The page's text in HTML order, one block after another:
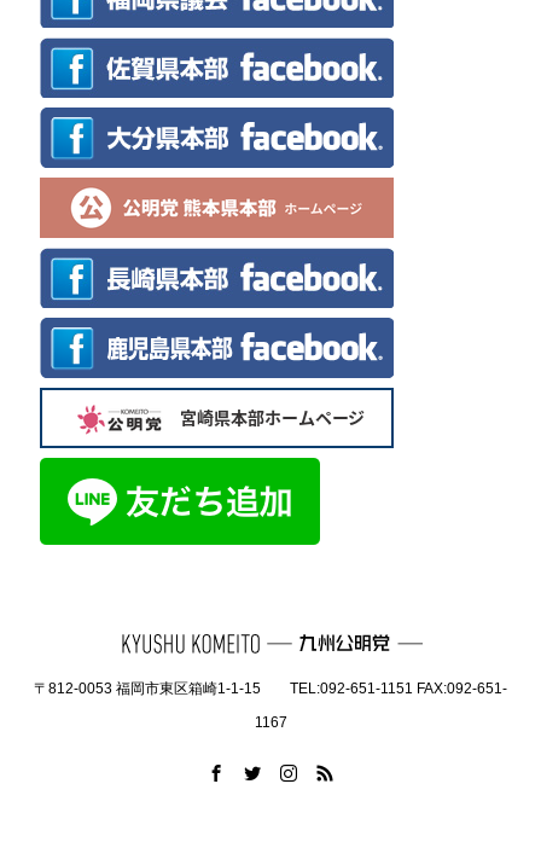
〒812-0053 福岡市東区箱崎1-1-15 TEL:092-651-1151 FAX:092-651-
1167